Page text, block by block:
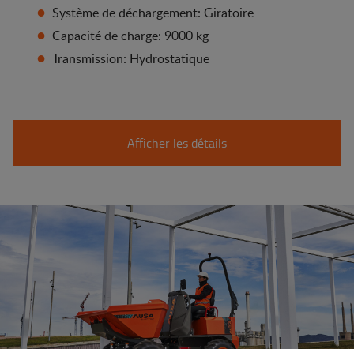
Système de déchargement: Giratoire
Capacité de charge: 9000 kg
Transmission: Hydrostatique
Afficher les détails